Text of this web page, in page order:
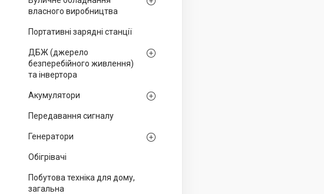
власного виробництва
Портативні зарядні станції
ДБЖ (джерело
безперебійного живлення)
та інвертора
Акумулятори
Передавання сигналу
Генератори
Обігрівачі
Побутова техніка для дому,
загальна